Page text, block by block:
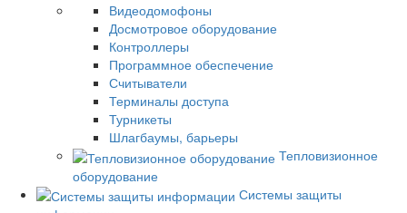
Видеодомофоны
Досмотровое оборудование
Контроллеры
Программное обеспечение
Считыватели
Терминалы доступа
Турникеты
Шлагбаумы, барьеры
Тепловизионное
оборудование
Системы защиты